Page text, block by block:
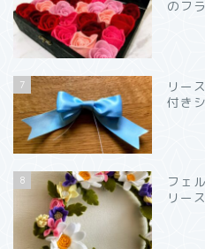
のフ
7
リー
付き
8
フェ
リース